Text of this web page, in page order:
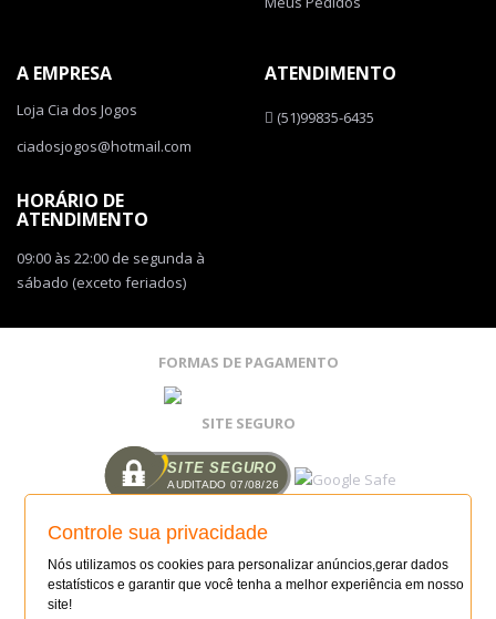
A EMPRESA
Loja Cia dos Jogos
ciadosjogos@hotmail.com
HORÁRIO DE
ATENDIMENTO
09:00 às 22:00 de segunda à
sábado (exceto feriados)
ATENDIMENTO
(51)99835-6435
FORMAS DE PAGAMENTO
SITE SEGURO
SITE SEGURO
AUDITADO 07/08/26
SITE 100% SEGURO
FAÇA SUA LOJA ONLINE: (14)99114-6827
Controle sua privacidade
Nós utilizamos os cookies para personalizar anúncios,gerar dados
estatísticos e garantir que você tenha a melhor experiência em nosso
site!